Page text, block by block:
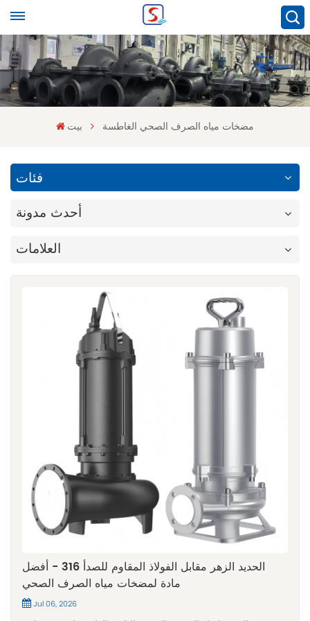
بيت مضخات مياه الصرف الصحي الغاطسة
فئات
أحدث مدونة
العلامات
الحديد الزهر مقابل الفولاذ المقاوم للصدأ 316 - أفضل
مادة لمضخات مياه الصرف الصحي
Jul 06, 2026